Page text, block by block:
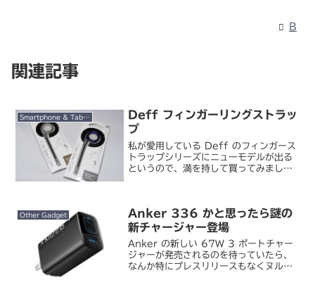
B
関連記事
Smartphone & Tablet
Deff フィンガーリングストラッ
プ
私が愛用している Deff のフィンガース
トラップシリーズにニューモデルが出る
というので、満を持して買ってみまし
Other Gadget
Anker 336 かと思ったら謎の
新チャージャー登場
Anker の新しい 67W 3 ポートチャー
ジャーが発売されるのを待っていたら、
なんか特にプレスリリースもなくヌルッ